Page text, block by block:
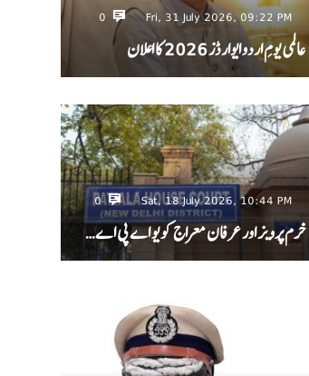
Fri, 31 July 2026, 09:22 PM
0
عالمی یومِ اردو ایوارڈز 2026 کا اعلان
Sat, 18 July 2026, 10:44 PM
0
خرم پرویز اور عرفان معراج کو یو اے پی اے…